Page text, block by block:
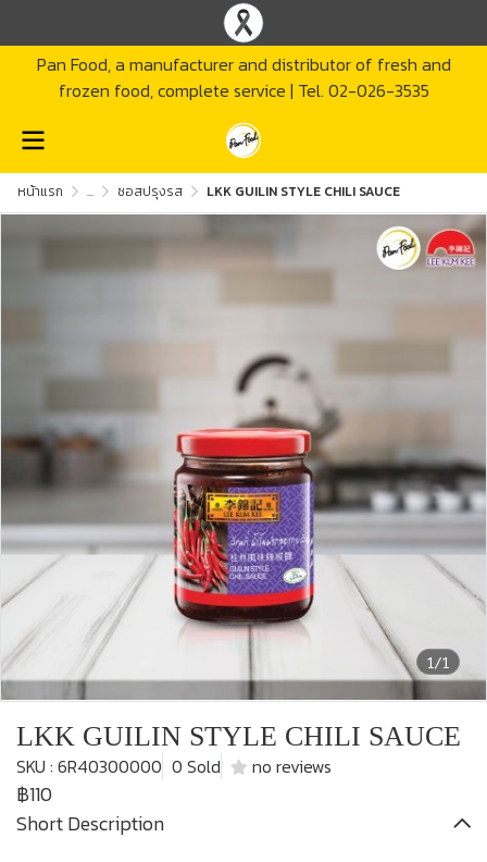
Pan Food, a manufacturer and distributor of fresh and
frozen food, complete service | Tel. 02-026-3535
หน้าแรก ... ซอสปรุงรส LKK GUILIN STYLE CHILI SAUCE
1/1
LKK GUILIN STYLE CHILI SAUCE
SKU : 6R40300000 0 Sold no reviews
฿110
Short Description